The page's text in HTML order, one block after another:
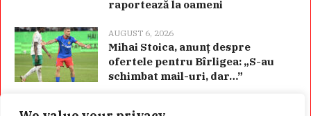
raportează la oameni
AUGUST 6, 2026
Mihai Stoica, anunț despre
ofertele pentru Bîrligea: „S-au
schimbat mail-uri, dar…”